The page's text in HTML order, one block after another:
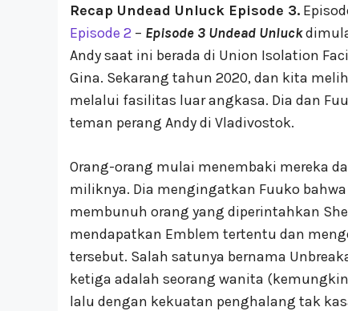
Recap Undead Unluck Episode 3.
Episode 2 – Episode 3 Undead Unluck
Andy saat ini berada di Union Isolation
Gina. Sekarang tahun 2020, dan kita
melalui fasilitas luar angkasa. Dia dan
teman perang Andy di Vladivostok.
Orang-orang mulai menembaki mereka
miliknya. Dia mengingatkan Fuuko
membunuh orang yang diperintahkan
mendapatkan Emblem tertentu dan
tersebut. Salah satunya bernama
ketiga adalah seorang wanita
lalu dengan kekuatan penghalang tak